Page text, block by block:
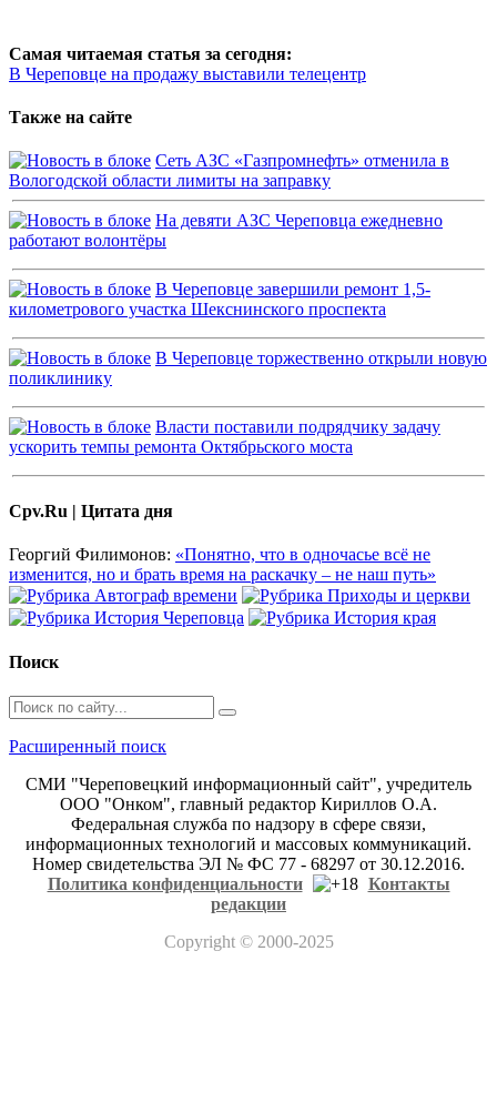
Самая читаемая статья за сегодня:
В Череповце на продажу выставили телецентр
Также на сайте
Сеть АЗС «Газпромнефть» отменила в
Вологодской области лимиты на заправку
На девяти АЗС Череповца ежедневно
работают волонтёры
В Череповце завершили ремонт 1,5-
километрового участка Шекснинского проспекта
В Череповце торжественно открыли новую
поликлинику
Власти поставили подрядчику задачу
ускорить темпы ремонта Октябрьского моста
Cpv.Ru | Цитата дня
Георгий Филимонов: «Понятно, что в одночасье всё не
изменится, но и брать время на раскачку – не наш путь»
Поиск
Расширенный поиск
СМИ "Череповецкий информационный сайт", учредитель
ООО "Онком", главный редактор Кириллов О.А.
Федеральная служба по надзору в сфере связи,
информационных технологий и массовых коммуникаций.
Номер свидетельства ЭЛ № ФС 77 - 68297 от 30.12.2016.
Политика конфиденциальности
Контакты
редакции
Copyright© 2000-2025